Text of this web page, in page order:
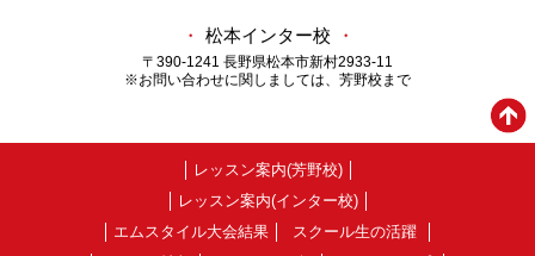
・ 松本インター校 ・
〒390-1241 長野県松本市新村2933-11
※お問い合わせに関しましては、芳野校まで
レッスン案内(芳野校)
レッスン案内(インター校)
エムスタイル大会結果
スクール生の活躍